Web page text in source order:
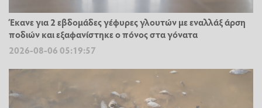
Έκανε για 2 εβδομάδες γέφυρες γλουτών με εναλλάξ άρση
ποδιών και εξαφανίστηκε ο πόνος στα γόνατα
2026-08-06 05:19:57